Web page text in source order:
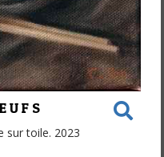
sur toile. 2023